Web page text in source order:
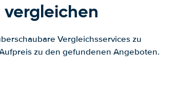
Vergleichsservices zu
zu den gefundenen Angeboten.